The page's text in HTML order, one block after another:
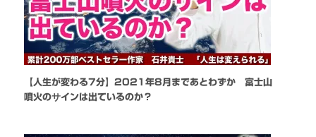
【人生が変わる7分】2021年8月まであとわずか 富士山
噴火のサインは出ているのか？